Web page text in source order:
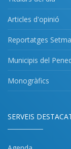
Articles d'opinió
Reportatges
Municipis del
Monogràfics
SERVEIS